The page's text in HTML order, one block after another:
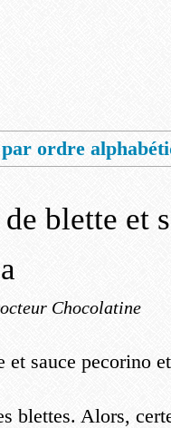
ordre
blette et
Chocolatine
blettes. Alors,